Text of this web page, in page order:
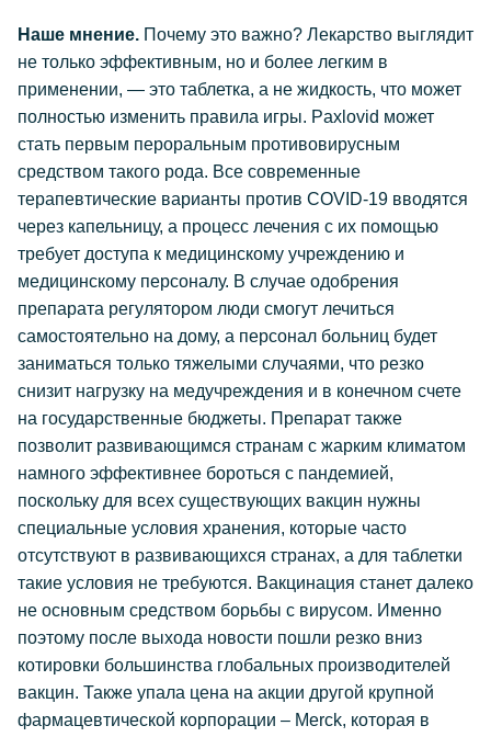
Наше мнение. Почему это важно? Лекарство выглядит
не только эффективным, но и более легким в
применении, — это таблетка, а не жидкость, что может
полностью изменить правила игры. Paxlovid может
стать первым пероральным противовирусным
средством такого рода. Все современные
терапевтические варианты против COVID-19 вводятся
через капельницу, а процесс лечения с их помощью
требует доступа к медицинскому учреждению и
медицинскому персоналу. В случае одобрения
препарата регулятором люди смогут лечиться
самостоятельно на дому, а персонал больниц будет
заниматься только тяжелыми случаями, что резко
снизит нагрузку на медучреждения и в конечном счете
на государственные бюджеты. Препарат также
позволит развивающимся странам с жарким климатом
намного эффективнее бороться с пандемией,
поскольку для всех существующих вакцин нужны
специальные условия хранения, которые часто
отсутствуют в развивающихся странах, а для таблетки
такие условия не требуются. Вакцинация станет далеко
не основным средством борьбы с вирусом. Именно
поэтому после выхода новости пошли резко вниз
котировки большинства глобальных производителей
вакцин. Также упала цена на акции другой крупной
фармацевтической корпорации – Merck, которая в